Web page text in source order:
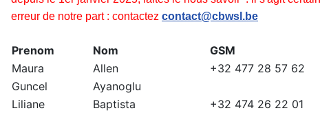
erreur de notre part : contactez contact@cbwsl.be
Prenom Nom
GSM
Maura
Allen
+32 477 28 57 62
Guncel
Ayanoglu
Liliane
Baptista
+32 474 26 22 01